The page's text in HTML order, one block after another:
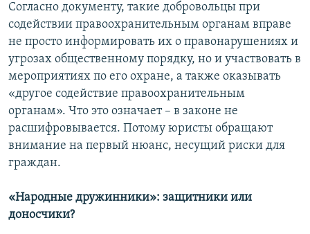
Согласно документу, такие добровольцы при
содействии правоохранительным органам вправе
не просто информировать их о правонарушениях и
угрозах общественному порядку, но и участвовать в
мероприятиях по его охране, а также оказывать
«другое содействие правоохранительным
органам». Что это означает – в законе не
расшифровывается. Потому юристы обращают
внимание на первый нюанс, несущий риски для
граждан.
«Народные дружинники»: защитники или
доносчики?